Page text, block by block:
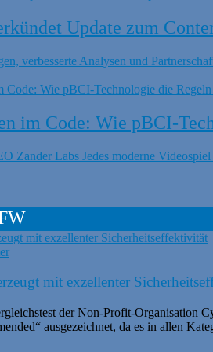
Update zum
verbesserte Analysen und
im Code: Wie pBCI-
Zander Labs Jedes moderne
mit exzellenter
der Non-Profit-Organisation
ausgezeichnet, da es in allen